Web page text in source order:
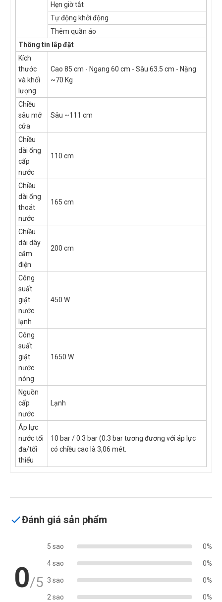
Hẹn giờ tắt
Tự động khởi động
Thêm quần áo
Thông tin lắp đặt
Kích
thước
và khối
lượng
Cao 85 cm - Ngang 60 cm - Sâu 63.5 cm - Nặng
~70 Kg
Chiều
sâu mở
cửa
Sâu ~111 cm
Chiều
dài ống
cấp
nước
110 cm
Chiều
dài ống
thoát
nước
165 cm
Chiều
dài dây
cắm
điện
200 cm
Công
suất
giặt
nước
lạnh
450 W
Công
suất
giặt
nước
nóng
1650 W
Nguồn
cấp
nước
Lạnh
Áp lực
nước tối
đa/tối
thiểu
10 bar / 0.3 bar (0.3 bar tương đương với áp lực
có chiều cao là 3,06 mét.
Đánh giá sản phẩm
0/5
5 sao 0%
4 sao 0%
3 sao 0%
2 sao 0%